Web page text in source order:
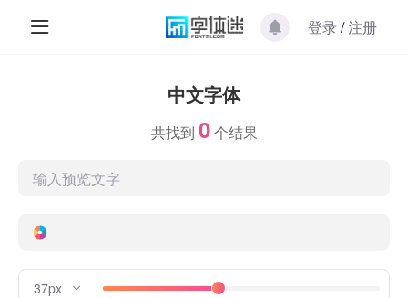
登录 /注册
中文字体
共找到 0个结果
37px